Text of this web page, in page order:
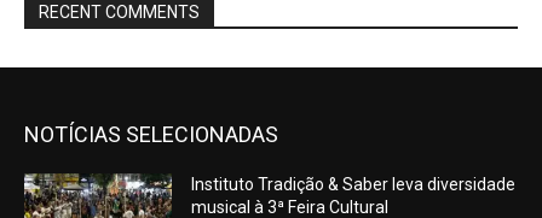
RECENT COMMENTS
NOTÍCIAS SELECIONADAS
Instituto Tradição & Saber leva diversidade
musical à 3ª Feira Cultural